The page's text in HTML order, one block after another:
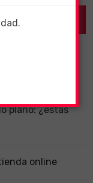
de una
plano: ¿estás
online